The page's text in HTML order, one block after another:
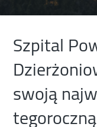
Szpital
swoją